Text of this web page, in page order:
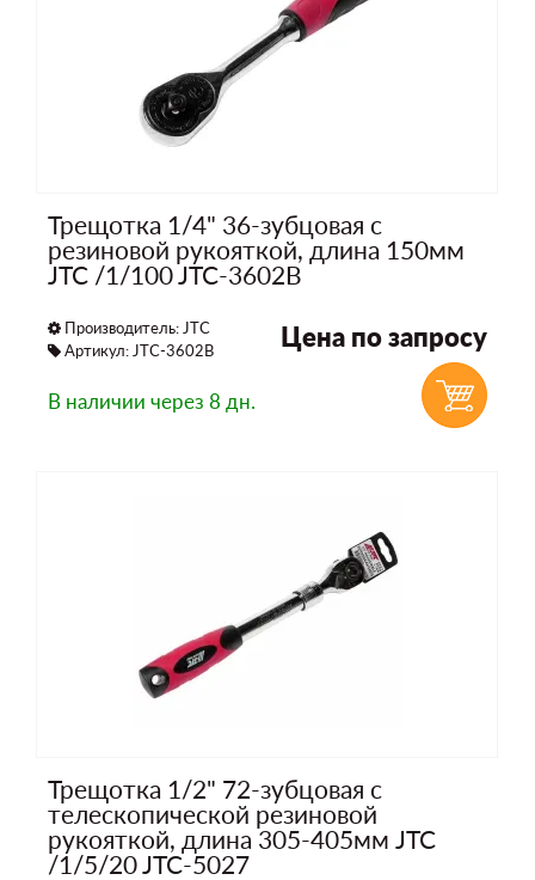
Трещотка 1/4" 36-зубцовая с
резиновой рукояткой, длина 150мм
JTC /1/100 JTC-3602B
Производитель: JTC
Артикул: JTC-3602B
Цена по запросу
В наличии через 8 дн.
Трещотка 1/2" 72-зубцовая с
телескопической резиновой
рукояткой, длина 305-405мм JTC
/1/5/20 JTC-5027